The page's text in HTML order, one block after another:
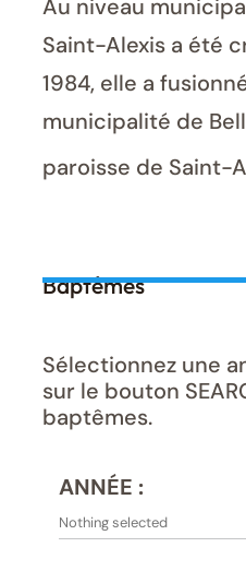
Au niveau
Saint-Alexis a été
1984, elle a
municipalité de
paroisse de Saint-
Baptêmes
Sélectionnez une
sur le bouton
baptêmes.
ANNÉE :
Nothing selected